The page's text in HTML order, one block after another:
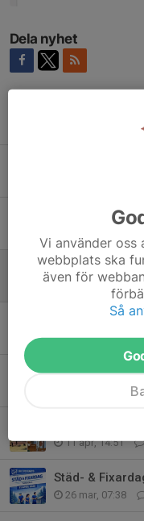
Dela nyhet
VM i
Tennisplan
Nu är det dax!
5 maj, 10:48
15 apr, 19:15
Utbildning för
11 apr, 14:51
Städ- &
26 mar, 07:38
Vi använder
webbplats ska
även för
Så